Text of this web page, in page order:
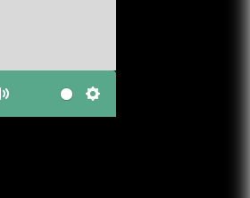
Mute Settings